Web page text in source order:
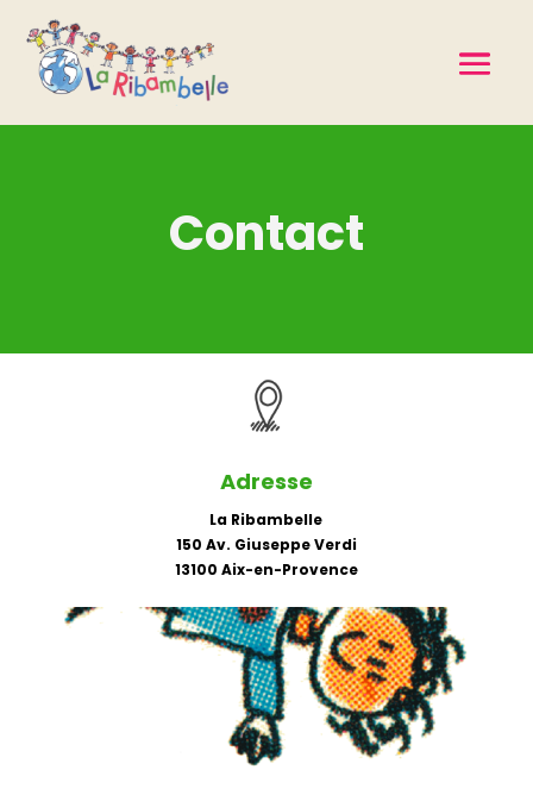
Contact
Adresse
La Ribambelle
150 Av. Giuseppe Verdi
13100 Aix-en-Provence